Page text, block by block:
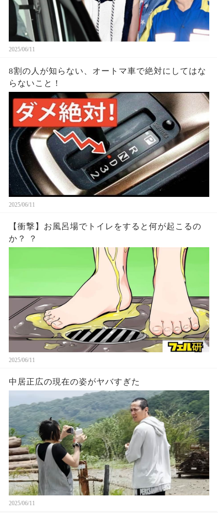
2025/06/11
8割の人が知らない、オートマ車で絶対にしてはな
らないこと！
2025/06/11
【衝撃】お風呂場でトイレをすると何が起こるの
か？ ？
2025/06/11
中居正広の現在の姿がヤバすぎた
2025/06/11